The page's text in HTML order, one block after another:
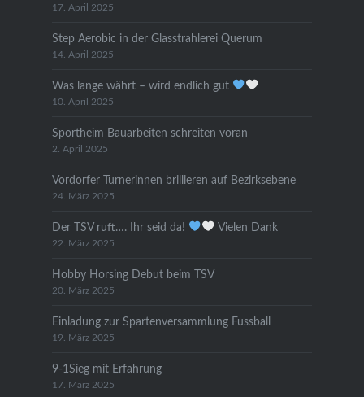
17. April 2025
Step Aerobic in der Glasstrahlerei Querum
14. April 2025
Was lange währt – wird endlich gut
10. April 2025
Sportheim Bauarbeiten schreiten voran
2. April 2025
Vordorfer Turnerinnen brillieren auf Bezirksebene
24. März 2025
Der TSV ruft…. Ihr seid da! Vielen Dank
22. März 2025
Hobby Horsing Debut beim TSV
20. März 2025
Einladung zur Spartenversammlung Fussball
19. März 2025
9-1Sieg mit Erfahrung
17. März 2025